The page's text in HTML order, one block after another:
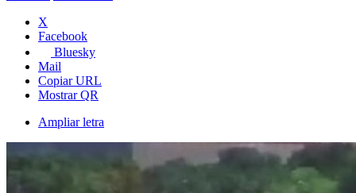
X
Facebook
Bluesky
Mail
Copiar URL
Mostrar QR
Ampliar letra